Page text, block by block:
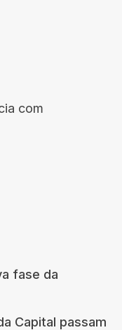
com
fase da
Capital passam